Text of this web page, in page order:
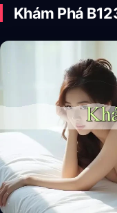
Khám Phá